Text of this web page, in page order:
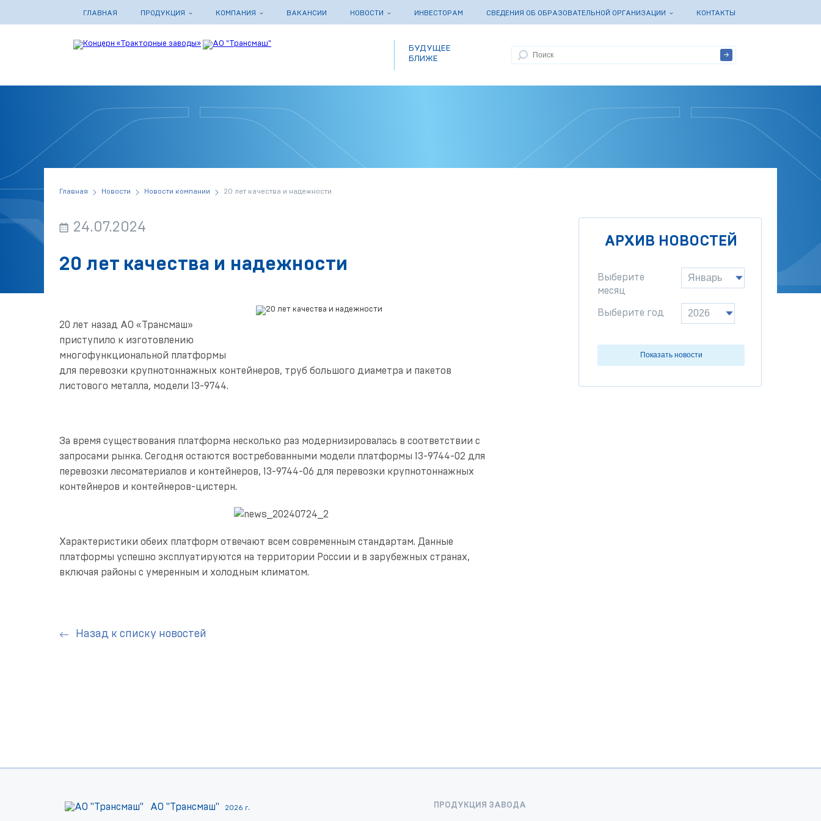
ГЛАВНАЯ ПРОДУКЦИЯ КОМПАНИЯ ВАКАНСИИ НОВОСТИ ИНВЕСТОРАМ СВЕДЕНИЯ ОБ ОБРАЗОВАТЕЛЬНОЙ ОРГАНИЗАЦИИ КОНТАКТЫ
БУДУЩЕЕ
БЛИЖЕ
Главная Новости Новости компании 20 лет качества и надежности
24.07.2024
20 лет качества и надежности
20 лет назад АО «Трансмаш»
приступило к изготовлению
многофункциональной платформы
для перевозки крупнотоннажных контейнеров, труб большого диаметра и пакетов
листового металла, модели 13-9744.
За время существования платформа несколько раз модернизировалась в соответствии с
запросами рынка. Сегодня остаются востребованными модели платформы 13-9744-02 для
перевозки лесоматериалов и контейнеров, 13-9744-06 для перевозки крупнотоннажных
контейнеров и контейнеров-цистерн.
Характеристики обеих платформ отвечают всем современным стандартам. Данные
платформы успешно эксплуатируются на территории России и в зарубежных странах,
включая районы с умеренным и холодным климатом.
Назад к списку новостей
АРХИВ НОВОСТЕЙ
Выберите
месяц
Выберите год
Показать новости
АО "Трансмаш" 2026 г. ПРОДУКЦИЯ ЗАВОДА